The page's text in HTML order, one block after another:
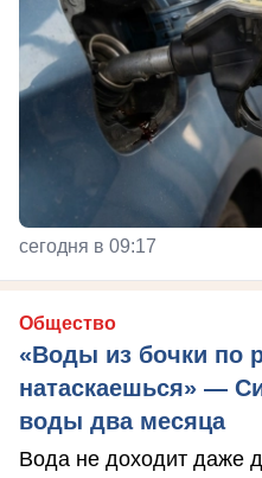
сегодня в 09:17
Общество
«Воды из бочки по
натаскаешься» —
воды два месяца
Вода не доходит даже